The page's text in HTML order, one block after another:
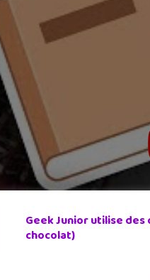
Geek Junior utilise
chocolat)